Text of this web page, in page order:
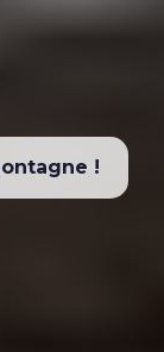
!